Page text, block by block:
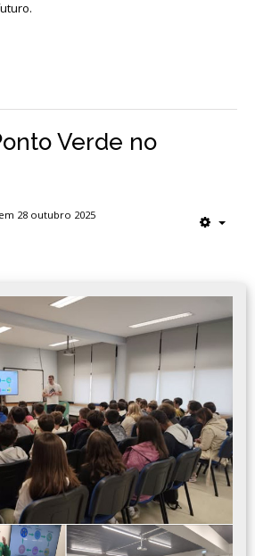
Verde no
28 outubro 2025